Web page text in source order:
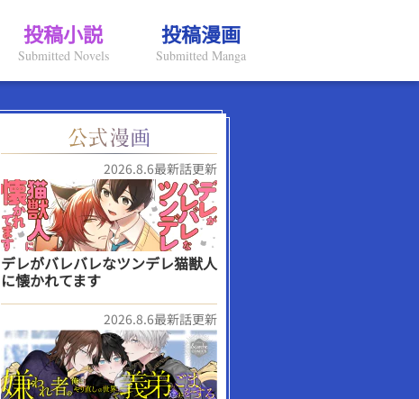
投稿小説
Submitted Novels
投稿漫画
Submitted Manga
2026.8.6最新話更新
デレがバレバレなツンデレ猫獣人
に懐かれてます
2026.8.6最新話更新